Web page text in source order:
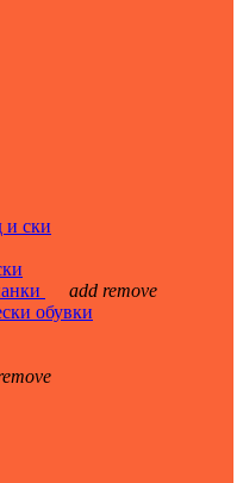
и ски
add remove
обувки